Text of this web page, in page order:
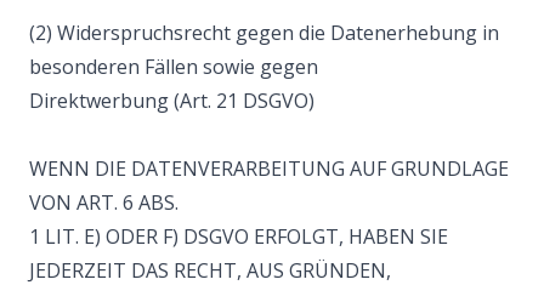
(2) Widerspruchsrecht gegen die Datenerhebung in
besonderen Fällen sowie gegen
Direktwerbung (Art. 21 DSGVO)
WENN DIE DATENVERARBEITUNG AUF GRUNDLAGE
VON ART. 6 ABS.
1 LIT. E) ODER F) DSGVO ERFOLGT, HABEN SIE
JEDERZEIT DAS RECHT, AUS GRÜNDEN,